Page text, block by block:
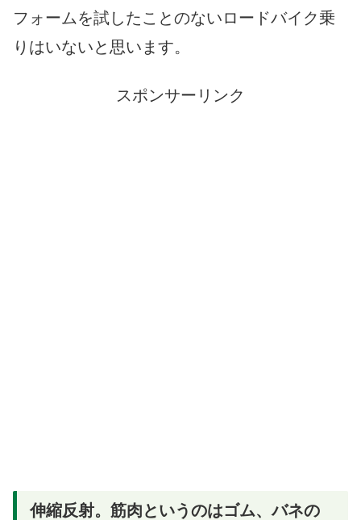
フォームを試したことのないロードバイク乗
りはいないと思います。
スポンサーリンク
伸縮反射。筋肉というのはゴム、バネの